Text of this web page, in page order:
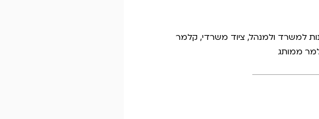
למשרד ולמנהל, ציוד משרדי, קלמר
ממותג